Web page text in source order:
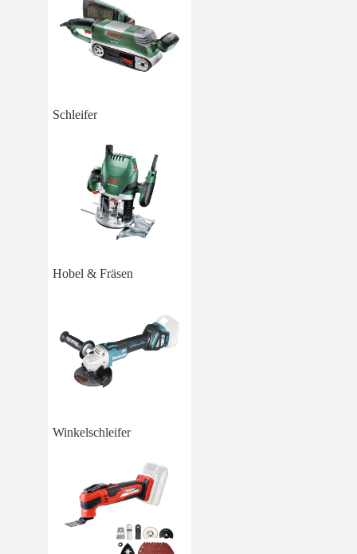
Schleifer
Hobel & Fräsen
Winkelschleifer